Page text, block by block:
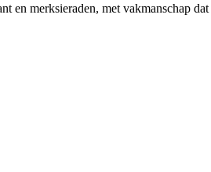
merksieraden, met vakmanschap